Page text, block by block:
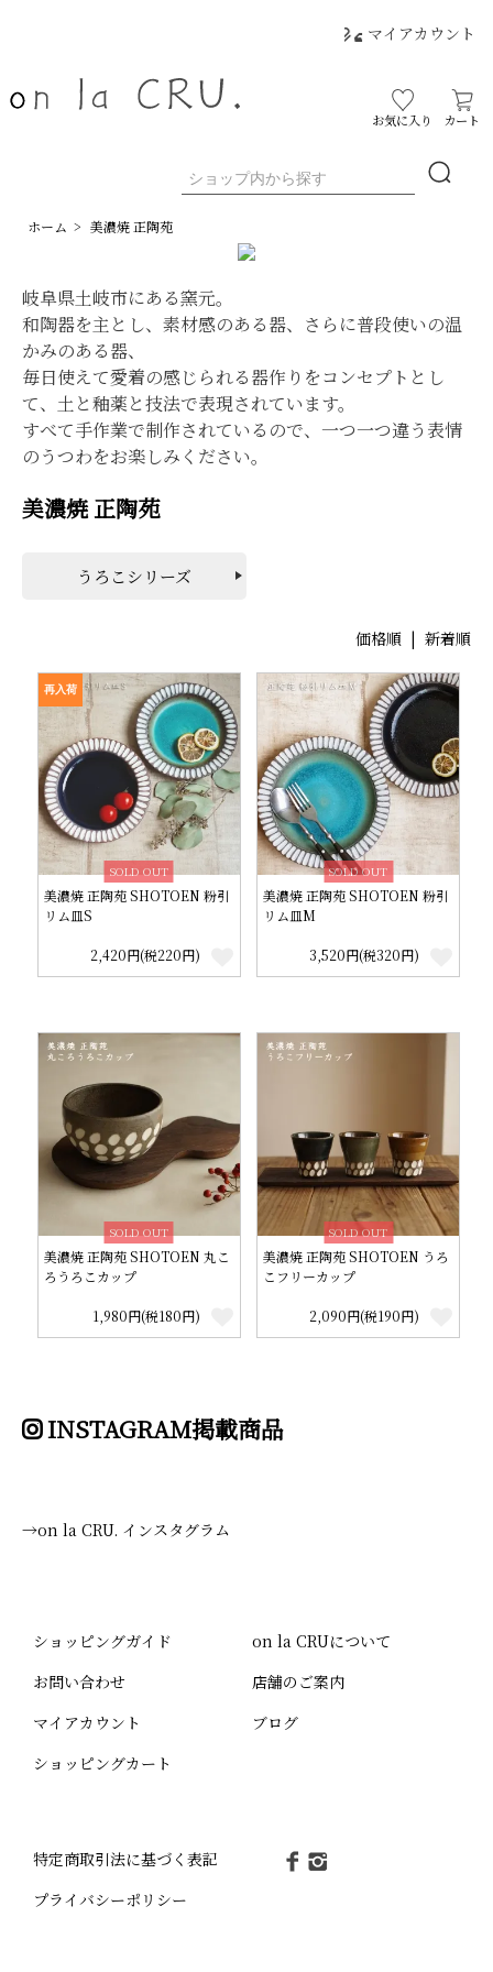
マイアカウント
お気に入り カート
ホーム > 美濃焼 正陶苑
岐阜県土岐市にある窯元。
和陶器を主とし、素材感のある器、さらに普段使いの温
かみのある器、
毎日使えて愛着の感じられる器作りをコンセプトとし
て、土と釉薬と技法で表現されています。
すべて手作業で制作されているので、一つ一つ違う表情
のうつわをお楽しみください。
美濃焼 正陶苑
うろこシリーズ
価格順 | 新着順
SOLD OUT
再入荷
美濃焼 正陶苑 SHOTOEN 粉引
リム皿S
2,420円(税220円)
SOLD OUT
美濃焼 正陶苑 SHOTOEN 粉引
リム皿M
3,520円(税320円)
SOLD OUT
美濃焼 正陶苑 SHOTOEN 丸こ
ろうろこカップ
1,980円(税180円)
SOLD OUT
美濃焼 正陶苑 SHOTOEN うろ
こフリーカップ
2,090円(税190円)
INSTAGRAM掲載商品
→on la CRU. インスタグラム
ショッピングガイド
お問い合わせ
マイアカウント
ショッピングカート
on la CRUについて
店舗のご案内
ブログ
特定商取引法に基づく表記
プライバシーポリシー